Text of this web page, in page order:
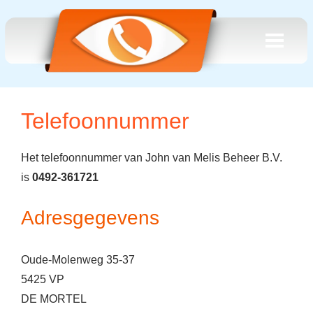
Telefoonnummer
Het telefoonnummer van John van Melis Beheer B.V.
is 0492-361721
Adresgegevens
Oude-Molenweg 35-37
5425 VP
DE MORTEL